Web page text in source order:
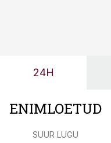
24H
ENIMLOETUD
SUUR LUGU